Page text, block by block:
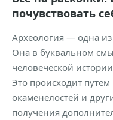
почувствовать
Археология — одна
Она в буквальном
человеческой
Это происходит
окаменелостей и
получения